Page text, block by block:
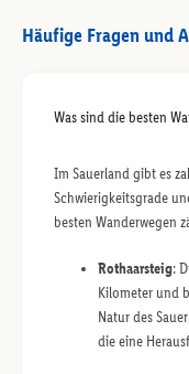
Häufige Fragen und
Was sind die besten
Im Sauerland gibt es
Schwierigkeitsgrade
besten Wanderwegen
Rothaarsteig:
Kilometer und
Natur des
die eine